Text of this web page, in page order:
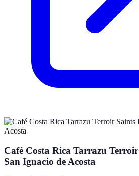
Café Costa Rica Tarrazu
San Ignacio de Acosta